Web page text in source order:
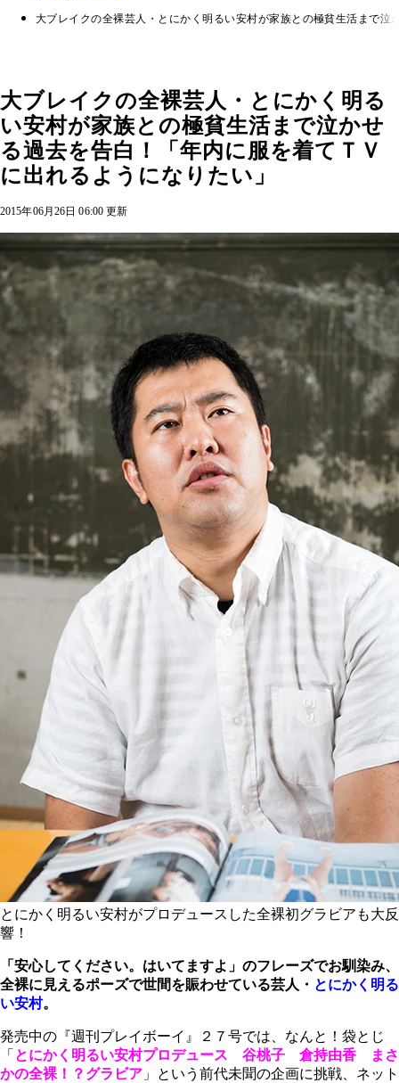
大ブレイクの全裸芸人・とにかく明るい安村が家族との極貧生活まで
大ブレイクの全裸芸人・とにかく明る
い安村が家族との極貧生活まで泣かせ
る過去を告白！「年内に服を着てＴＶ
に出れるようになりたい」
2015年06月26日 06:00 更新
とにかく明るい安村がプロデュースした全裸初グラビアも大反
響！
「安心してください。はいてますよ」のフレーズでお馴染み、
全裸に見えるポーズで世間を賑わせている芸人・ とにかく明る
い安村。
発売中の『週刊プレイボーイ』２７号では、なんと！袋とじ
「 とにかく明るい安村プロデュース 谷桃子 倉持由香 まさ
かの全裸！？グラビア 」という前代未聞の企画に挑戦、ネット